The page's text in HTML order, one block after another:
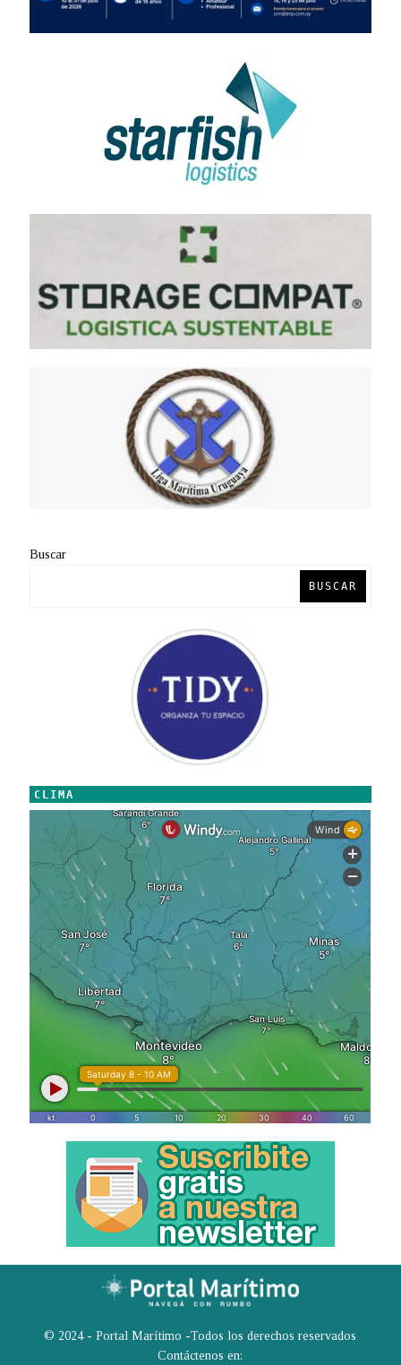
Buscar
BUSCAR
CLIMA
© 2024 - Portal Marítimo -Todos los derechos reservados
Contáctenos en: